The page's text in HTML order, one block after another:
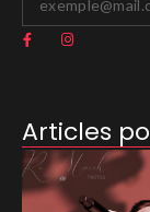
Articles